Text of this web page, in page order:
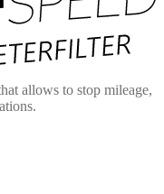
allows to stop mileage,